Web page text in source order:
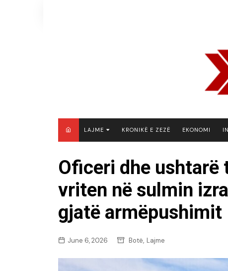
LAJME
KOSOVË
BOTË
KRONIKË E ZEZË EKONOMI
Oficeri dhe ushtarë
vriten në sulmin
gjatë armëpushimit
June 6, 2026 Botë, Lajme